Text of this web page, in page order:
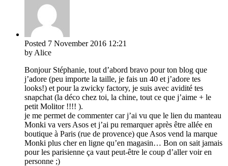
Posted 7 November 2016 12:21
by Alice
Bonjour Stéphanie, tout d’abord bravo pour ton blog que
j’adore (peu importe la taille, je fais un 40 et j’adore tes
looks!) et pour la zwicky factory, je suis avec avidité tes
snapchat (la déco chez toi, la chine, tout ce que j’aime + le
petit Molitor !!!! ).
je me permet de commenter car j’ai vu que le lien du manteau
Monki va vers Asos et j’ai pu remarquer après être allée en
boutique à Paris (rue de provence) que Asos vend la marque
Monki plus cher en ligne qu’en magasin… Bon on sait jamais
pour les parisienne ça vaut peut-être le coup d’aller voir en
personne ;)